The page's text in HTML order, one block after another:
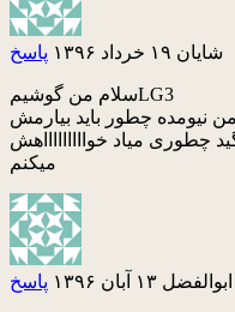
شایان ۱۹ خرداد ۱۳۹۶ پاسخ
سلام من گوشیمLG3
من نیومده چطور باید بیارمش
میاد خواااااااااهش
میکنم
ابوالفضل ۱۳ آبان ۱۳۹۶ پاسخ